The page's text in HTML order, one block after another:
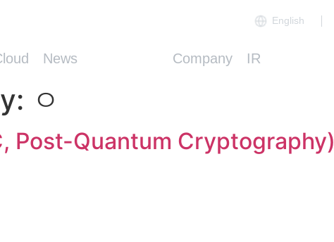
English
News Company IR
ㅇ
Post-Quantum Cryptography)